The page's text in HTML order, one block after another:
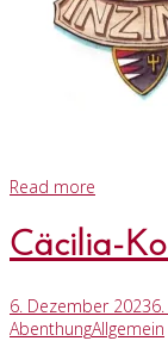
Read more
Cäcilia-
6. Dezember 2023
AbenthungAllgemein